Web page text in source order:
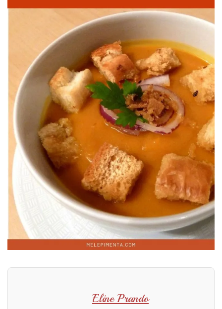
Eline Prando